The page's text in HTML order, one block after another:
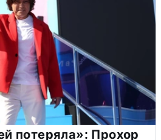
потеряла»: Прохор